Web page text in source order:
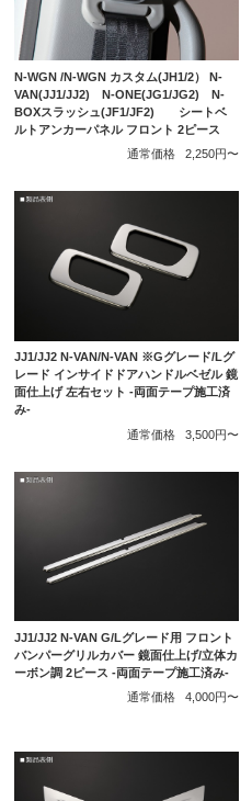
N-WGN /N-WGN カスタム(JH1/2） N-
VAN(JJ1/JJ2) N-ONE(JG1/JG2) N-
BOXスラッシュ(JF1/JF2) シートベ
ルトアンカーパネル フロント 2ピース
通常価格
2,250円〜
JJ1/JJ2 N-VAN/N-VAN ※Gグレード/Lグ
レード インサイドドアハンドルベゼル 鏡
面仕上げ 左右セット -両面テープ施工済
み-
通常価格
3,500円〜
JJ1/JJ2 N-VAN G/Lグレード用 フロント
バンパーグリルカバー 鏡面仕上げ/立体カ
ーボン調 2ピース -両面テープ施工済み-
通常価格
4,000円〜